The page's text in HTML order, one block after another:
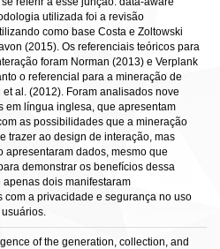
utilizada foi a revisão
como base Costa e Zoltowski
(2015). Os referenciais teóricos para
foram Norman (2013) e Verplank
o referencial para a mineração de
al. (2012). Foram analisados nove
em língua inglesa, que apresentam
as possibilidades que a mineração
trazer ao design de interação, mas
apresentaram dados, mesmo que
demonstrar os benefícios dessa
apenas dois manifestaram
com a privacidade e segurança no uso
of the generation, collection, and